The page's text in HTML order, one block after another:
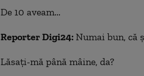
De 10 aveam...
Reporter Digi24: Numai bun, că
Lăsați-mă până mâine, da?